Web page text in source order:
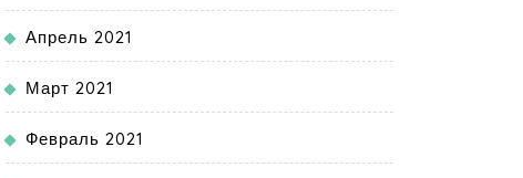
Апрель 2021
Март 2021
Февраль 2021